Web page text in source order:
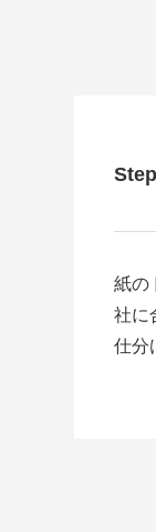
紙の
社に
仕分